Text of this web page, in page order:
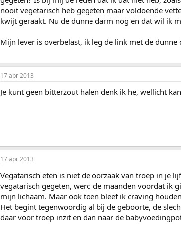
nooit vegetarisch heb gegeten maar voldoende
kwijt geraakt. Nu de dunne darm nog en dat wil ik
Mijn lever is overbelast, ik leg de link met de dunne
17 apr 2013
Je kunt geen bitterzout halen denk ik he, wellicht
17 apr 2013
Vegatarisch eten is niet de oorzaak van troep in je
vegatarisch gegeten, werd de maanden voordat ik
mijn lichaam. Maar ook toen bleef ik craving
Het begint tegenwoordig al bij de geboorte, de
daar voor troep inzit en dan naar de